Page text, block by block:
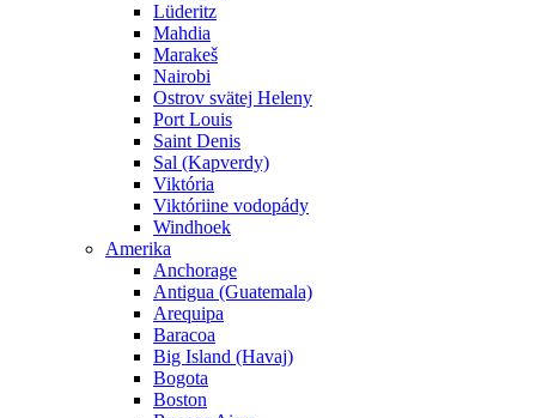
Lüderitz
Mahdia
Marakeš
Nairobi
Ostrov svätej Heleny
Port Louis
Saint Denis
Sal (Kapverdy)
Viktória
Viktóriine vodopády
Windhoek
Amerika
Anchorage
Antigua (Guatemala)
Arequipa
Baracoa
Big Island (Havaj)
Bogota
Boston